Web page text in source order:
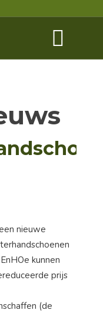
nieuwe
kunnen
prijs
(de